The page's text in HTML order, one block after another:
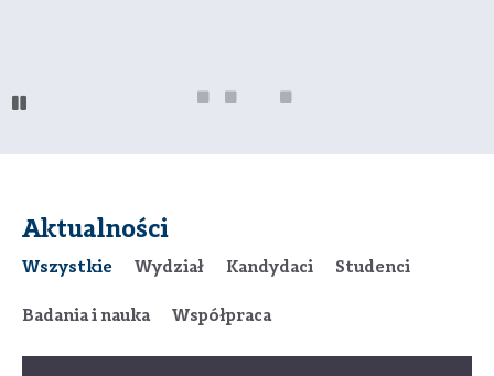
Aktualności
Wszystkie Wydział Kandydaci Studenci
Badania i nauka Współpraca